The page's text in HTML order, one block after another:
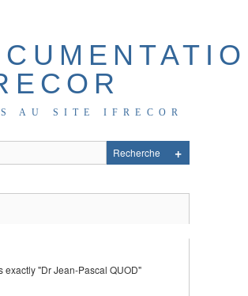
AU SITE IFRECOR
exactly "Dr Jean-Pascal QUOD"